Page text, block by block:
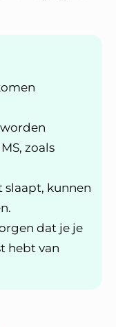
zoals
slaapt, kunnen
dat je je
hebt van